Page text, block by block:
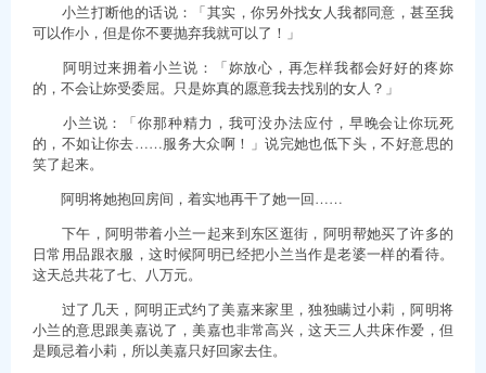
小兰打断他的话说：「其实，你另外找女人我都同意，甚至我
可以作小，但是你不要抛弃我就可以了！」
阿明过来拥着小兰说：「妳放心，再怎样我都会好好的疼妳
的，不会让妳受委屈。只是妳真的愿意我去找别的女人？」
小兰说：「你那种精力，我可没办法应付，早晚会让你玩死
的，不如让你去……服务大众啊！」说完她也低下头，不好意思的
笑了起来。
阿明将她抱回房间，着实地再干了她一回……
下午，阿明带着小兰一起来到东区逛街，阿明帮她买了许多的
日常用品跟衣服，这时候阿明已经把小兰当作是老婆一样的看待。
这天总共花了七、八万元。
过了几天，阿明正式约了美嘉来家里，独独瞒过小莉，阿明将
小兰的意思跟美嘉说了，美嘉也非常高兴，这天三人共床作爱，但
是顾忌着小莉，所以美嘉只好回家去住。